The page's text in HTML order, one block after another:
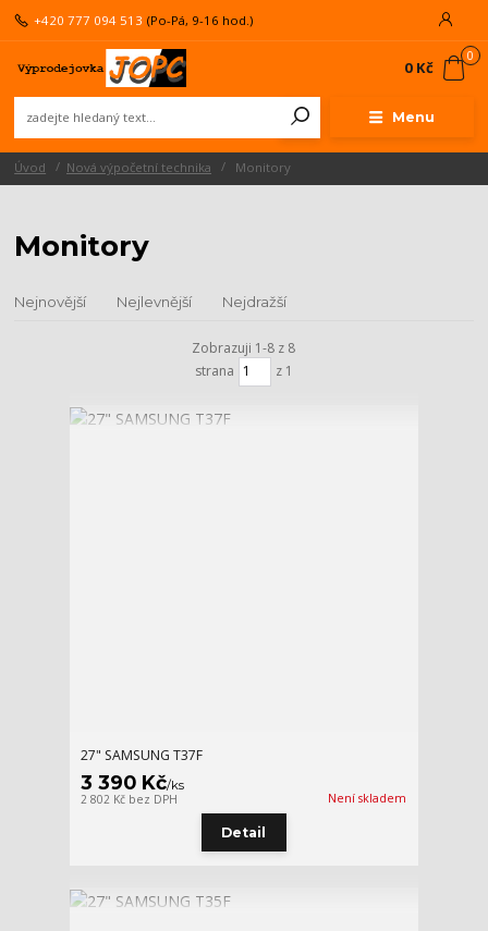
Menu
+420 777 094 513 (Po-Pá, 9-16 hod.)
0
0 Kč
Úvod Nová výpočetní technika Monitory
Monitory
Nejnovější Nejlevnější Nejdražší
Zobrazuji 1-8 z 8
strana
z 1
27" SAMSUNG T37F
3 390 Kč/ks
2 802 Kč bez DPH Není skladem
Detail